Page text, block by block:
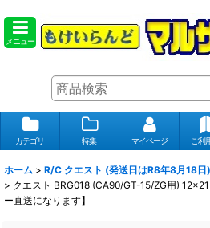
メニュー
カテゴリ 特集 マイページ ご利
ホーム > R/C クエスト (発送日はR8年8月18日)
> クエスト BRG018 (CA90/GT-15/ZG用)
ー直送になります】